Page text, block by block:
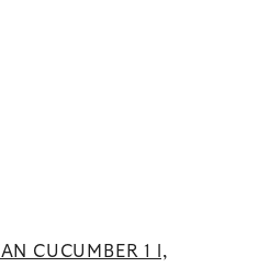
CUCUMBER 1 l,